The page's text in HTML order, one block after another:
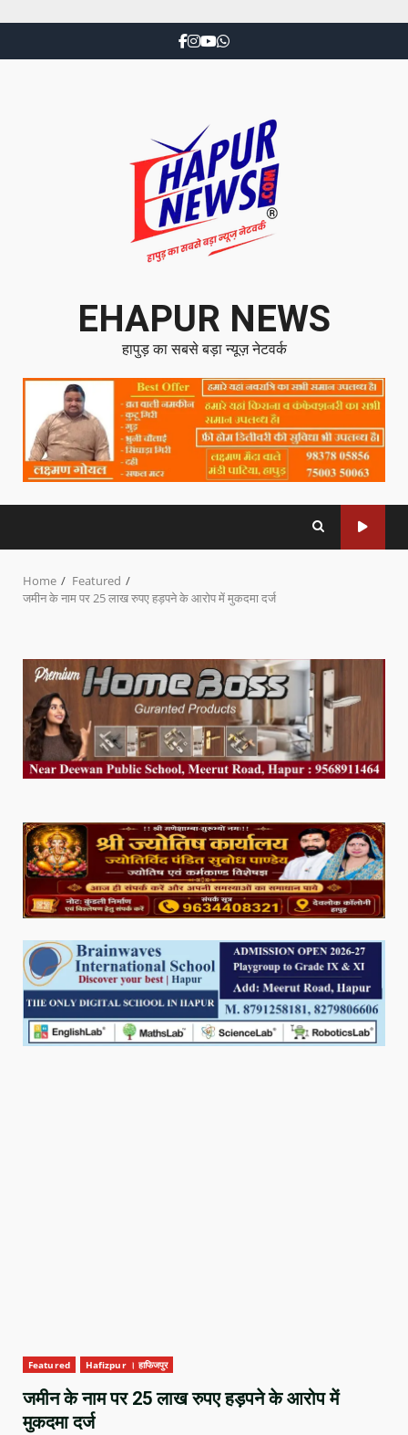
EHAPUR NEWS
हापुड़ का सबसे बड़ा न्यूज़ नेटवर्क
Home
Featured
जमीन के नाम पर 25 लाख रुपए हड़पने के आरोप में मुकदमा दर्ज
Featured Hafizpur । हाफिजपुर
जमीन के नाम पर 25 लाख रुपए हड़पने के आरोप में
मुकदमा दर्ज